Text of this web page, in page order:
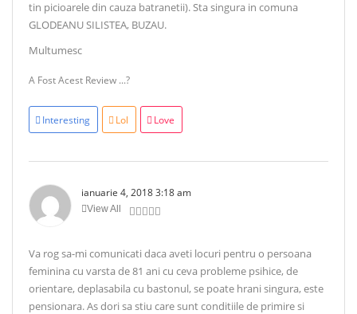
tin picioarele din cauza batranetii). Sta singura in comuna
GLODEANU SILISTEA, BUZAU.
Multumesc
A Fost Acest Review ...?
Interesting Lol Love
ianuarie 4, 2018 3:18 am
View All
Va rog sa-mi comunicati daca aveti locuri pentru o persoana
feminina cu varsta de 81 ani cu ceva probleme psihice, de
orientare, deplasabila cu bastonul, se poate hrani singura, este
pensionara. As dori sa stiu care sunt conditiile de primire si